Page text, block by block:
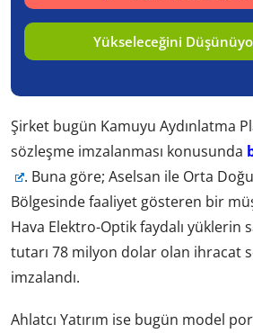
Yükseleceğini
Şirket bugün Kamuyu Aydınlatma
sözleşme imzalanması konusunda
. Buna göre; Aselsan ile Orta
Bölgesinde faaliyet gösteren bir
Hava Elektro-Optik faydalı yüklerin
tutarı 78 milyon dolar olan ihracat
imzalandı.
Ahlatcı Yatırım ise bugün model